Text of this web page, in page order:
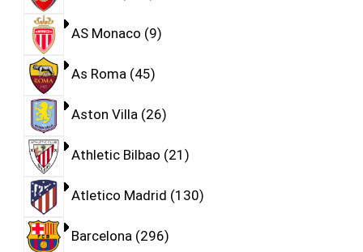
AS Monaco 9
As Roma 45
Aston Villa 26
Athletic Bilbao 21
Atletico Madrid 130
Barcelona 296